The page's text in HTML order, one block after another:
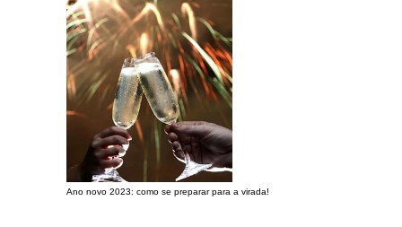
Ano novo 2023: como se preparar para a virada!